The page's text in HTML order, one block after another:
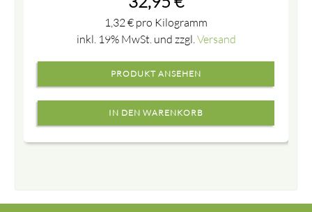
1,32 € pro Kilogramm
inkl. 19% MwSt. und zzgl. Versand
PRODUKT ANSEHEN